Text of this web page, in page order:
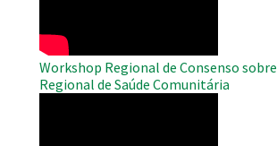
Workshop Regional de Consenso
Regional de Saúde Comunitária